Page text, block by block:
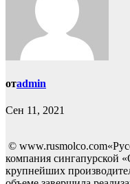
отadmin
Сен 11, 2021
©
компания сингапурской
крупнейших